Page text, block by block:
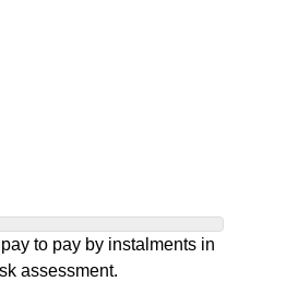
to pay by instalments in
assessment.